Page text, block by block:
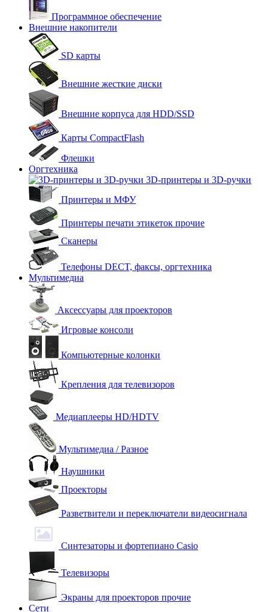
Программное обеспечение
Внешние накопители
SD карты
Внешние жесткие диски
Внешние корпуса для HDD/SSD
Карты CompactFlash
Флешки
Оргтехника
3D-принтеры и 3D-ручки
Принтеры и МФУ
Принтеры печати этикеток прочие
Сканеры
Телефоны DECT, факсы, оргтехника
Мультимедиа
Аксессуары для проекторов
Игровые консоли
Компьютерные колонки
Крепления для телевизоров
Медиаплееры HD/HDTV
Мультимедиа / Разное
Наушники
Проекторы
Разветвители и переключатели видеосигнала
Синтезаторы и фортепиано Casio
Телевизоры
Экраны для проекторов прочие
Сети